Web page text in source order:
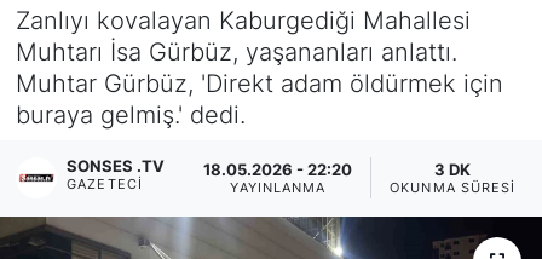
Zanlıyı kovalayan Kaburgediği Mahallesi
Muhtarı İsa Gürbüz, yaşananları anlattı.
Muhtar Gürbüz, 'Direkt adam öldürmek için
buraya gelmiş.' dedi.
SONSES .TV
GAZETECI
18.05.2026 - 22:20
YAYINLANMA
3 DK
OKUNMA SÜRESI
DÜNYA
KÜLTÜR - SANAT
MAGAZİN
SAĞLIK
Süper Lig Puan Durumu ve Fikstür
Tüm Manşetler
Son Dakika Haberleri
Haber Arşivi